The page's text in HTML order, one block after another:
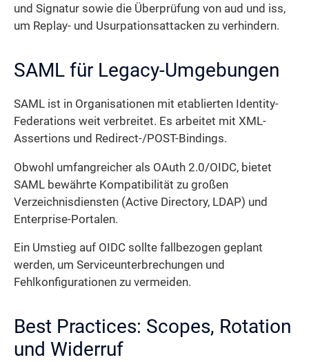
und Signatur sowie die Überprüfung von aud und iss,
um Replay- und Usurpations­attacken zu verhindern.
SAML für Legacy-Umgebungen
SAML ist in Organisationen mit etablierten Identity-
Federations weit verbreitet. Es arbeitet mit XML-
Assertions und Redirect-/POST-Bindings.
Obwohl umfangreicher als OAuth 2.0/OIDC, bietet
SAML bewährte Kompatibilität zu großen
Verzeichnisdiensten (Active Directory, LDAP) und
Enterprise-Portalen.
Ein Umstieg auf OIDC sollte fallbezogen geplant
werden, um Serviceunterbrechungen und
Fehlkonfigurationen zu vermeiden.
Best Practices: Scopes, Rotation
und Widerruf